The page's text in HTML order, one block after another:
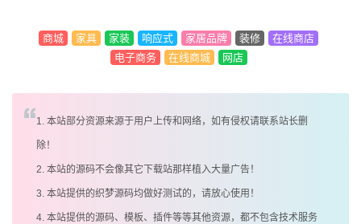
商城 家具 家装 响应式 家居品牌 装修
在线商店
电子商务
在线商城 网店
1. 本站部分资源来源于用户上传和网络，如有侵权请联系站长删
除！
2. 本站的源码不会像其它下载站那样植入大量广告！
3. 本站提供的织梦源码均做好测试的，请放心使用！
4. 本站提供的源码、模板、插件等等其他资源，都不包含技术服务